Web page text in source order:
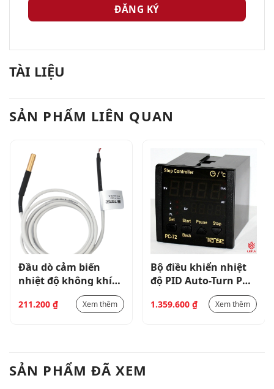
TÀI LIỆU
SẢN PHẨM LIÊN QUAN
Đầu dò cảm biến
nhiệt độ không khí
211.200 ₫ Xem thêm
Bộ điều khiển nhiệt
độ PID Auto-Turn PC-
1.359.600 ₫ Xem thêm
SẢN PHẨM ĐÃ XEM